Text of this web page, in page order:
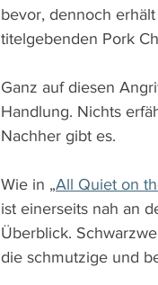
bevor, dennoch
titelgebenden Pork
Ganz auf diesen
Handlung. Nichts
Nachher gibt es.
Wie in „All Quiet on
ist einerseits nah an
Überblick.
die schmutzige und